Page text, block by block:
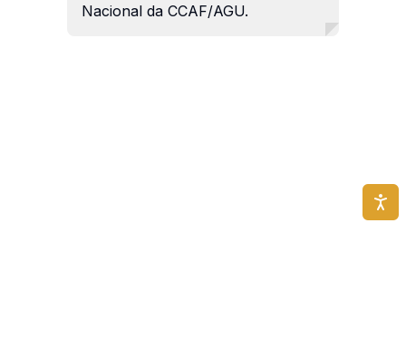
Nacional da CCAF/AGU.